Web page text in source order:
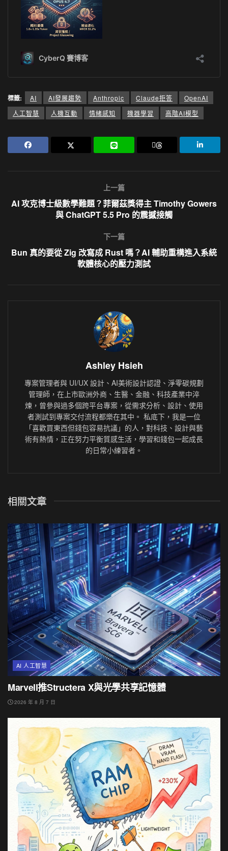
標籤: AI AI發展趨勢 Anthropic Claude拒答
OpenAI
人工智慧
人機互動 情緒感知 機器學習 高階AI模型
上一篇
AI 攻克博士級數學難題？菲爾茲獎得主 Timothy Gowers
與 ChatGPT 5.5 Pro 的震撼接觸
下一篇
Bun 真的要從 Zig 改寫成 Rust 嗎？AI 輔助重構進入系統
軟體核心的壓力測試
Ashley Hsieh
專案管理者與 UI/UX 設計、AI美術設計認證、淨零碳規劃
管理師，在上市歐洲外商、生醫、金融、科技產業中淬
煉，曾參與過多個跨平台專案，從需求分析、設計、使用
者測試到專案交付流程都樂在其中。 私底下，我是一位
「喜歡買東西但錢包容易抗議」的人，對科技、設計與藝
術有熱情，正在努力平衡質感生活，學習和錢包一起成長
的日常小練習者。
相關文章
AI 人工智慧
Marvell推Structera X與光學共享記憶體
2026 年 8 月 7 日